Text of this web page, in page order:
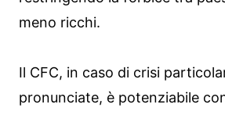
meno ricchi.
Il CFC, in caso di crisi
pronunciate, è potenziabile